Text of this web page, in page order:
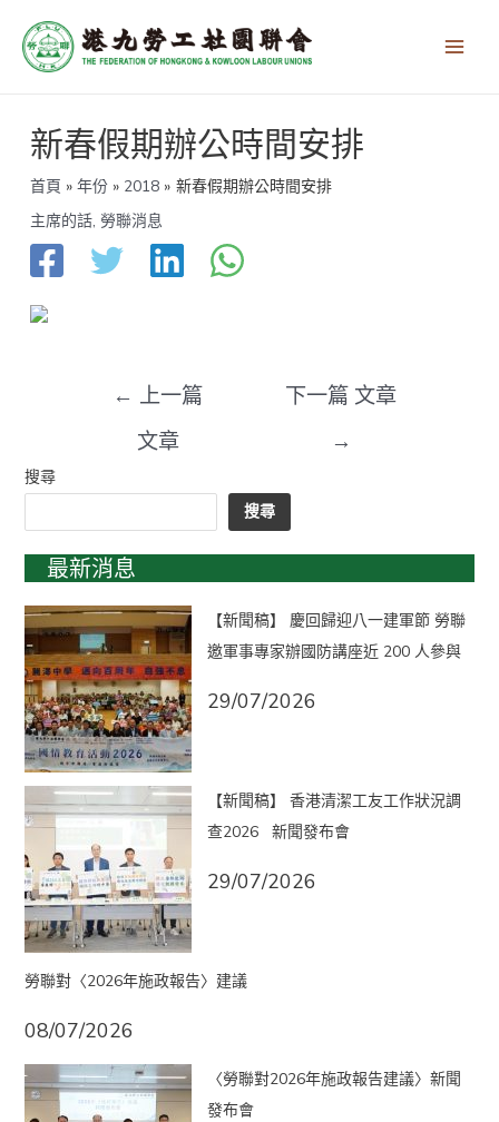
新春假期辦公時間安排
首頁 年份 2018
新春假期辦公時間安排
主席的話, 勞聯消息
章
導
覽
← 上一篇
文章
下一篇 文章
→
搜尋
搜尋
最新消息
【新聞稿】 慶回歸迎八一建軍節 勞聯
邀軍事專家辦國防講座近 200 人參與
29/07/2026
【新聞稿】 香港清潔工友工作狀況調
查2026 新聞發布會
29/07/2026
勞聯對〈2026年施政報告〉建議
08/07/2026
〈勞聯對2026年施政報告建議〉新聞
發布會